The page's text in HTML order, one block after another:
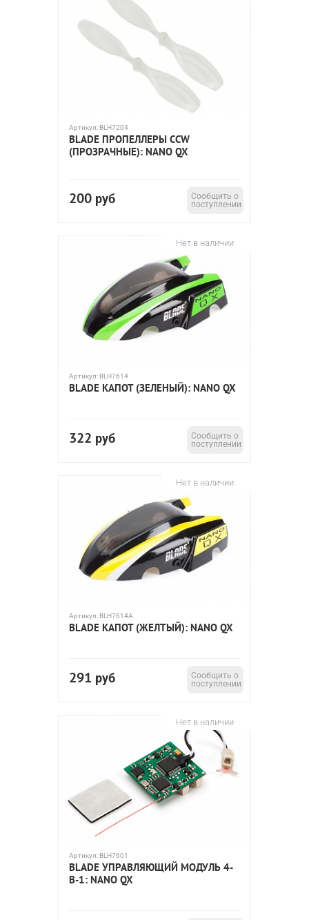
Артикул: BLH7204
BLADE ПРОПЕЛЛЕРЫ CCW
(ПРОЗРАЧНЫЕ): NANO QX
200 руб
Сообщить о
поступлении
Нет в наличии
Артикул: BLH7614
BLADE КАПОТ (ЗЕЛЕНЫЙ): NANO QX
322 руб
Сообщить о
поступлении
Нет в наличии
Артикул: BLH7614A
BLADE КАПОТ (ЖЕЛТЫЙ): NANO QX
291 руб
Сообщить о
поступлении
Нет в наличии
Артикул: BLH7601
BLADE УПРАВЛЯЮЩИЙ МОДУЛЬ 4-
В-1: NANO QX